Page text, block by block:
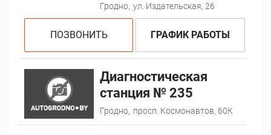
Гродно, ул. Издательская, 26
ПОЗВОНИТЬ ГРАФИК РАБОТЫ
Диагностическая
станция № 235
Гродно, просп. Космонавтов, 60К